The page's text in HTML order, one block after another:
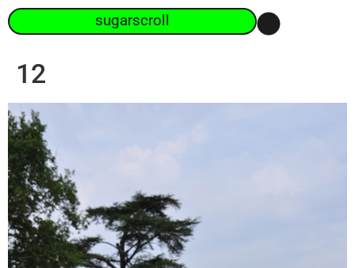
sugarscroll
12